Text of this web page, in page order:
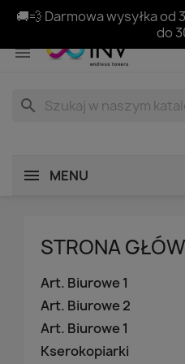
🚚💨 Darmowa wysyłka od
do

search
MENU
STRONA
Art. Biurowe 1
Art. Biurowe 2
Art. Biurowe 1
Kserokopiarki